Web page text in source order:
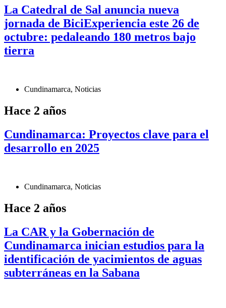
La Catedral de Sal anuncia nueva
jornada de BiciExperiencia este 26 de
octubre: pedaleando 180 metros bajo
tierra
Cundinamarca, Noticias
Hace 2 años
Cundinamarca: Proyectos clave para el
desarrollo en 2025
Cundinamarca, Noticias
Hace 2 años
La CAR y la Gobernación de
Cundinamarca inician estudios para la
identificación de yacimientos de aguas
subterráneas en la Sabana